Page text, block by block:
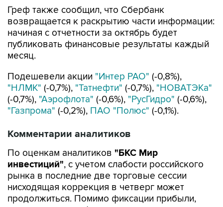
Греф также сообщил, что Сбербанк
возвращается к раскрытию части информации:
начиная с отчетности за октябрь будет
публиковать финансовые результаты каждый
месяц.
Подешевели акции "Интер РАО" (-0,8%),
"НЛМК" (-0,7%), "Татнефти" (-0,7%), "НОВАТЭКа"
(-0,7%), "Аэрофлота" (-0,6%), "РусГидро" (-0,6%),
"Газпрома" (-0,2%), ПАО "Полюс" (-0,1%).
Комментарии аналитиков
По оценкам аналитиков "БКС Мир
инвестиций", с учетом слабости российского
рынка в последние две торговые сессии
нисходящая коррекция в четверг может
продолжиться. Помимо фиксации прибыли,